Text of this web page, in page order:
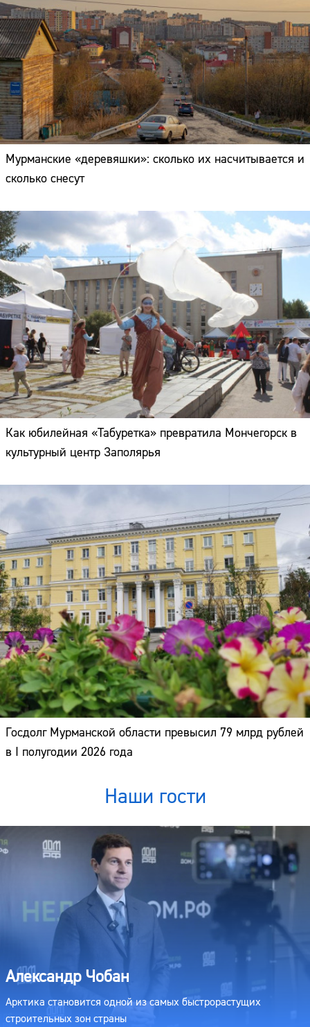
Мурманские «деревяшки»: сколько их насчитывается и
сколько снесут
Как юбилейная «Табуретка» превратила Мончегорск в
культурный центр Заполярья
Госдолг Мурманской области превысил 79 млрд рублей
в I полугодии 2026 года
Наши гости
Александр Чобан
Арктика становится одной из самых быстрорастущих
строительных зон страны